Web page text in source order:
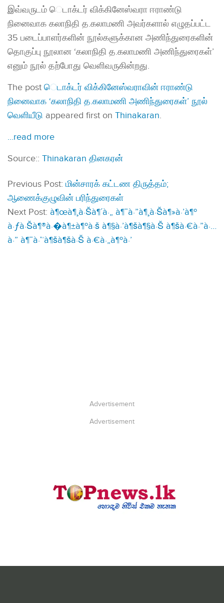
இவ்வருடம் ​ெடாக்டர் விக்கினேஸ்வரா ஈராண்டு
நினைவாக கலாநிதி த.கலாமணி அவர்களால் எழுதப்பட்ட
35 படைப்பாளர்களின் நூல்களுக்கான அணிந்துரைகளின்
தொகுப்பு நூலான ‘கலாநிதி த.கலாமணி அணிந்துரைகள்’
எனும் நூல் தற்போது வெளிவருகின்றது.
The post ெடாக்டர் விக்கினேஸ்வராவின் ஈராண்டு
நினைவாக ‘கலாநிதி த.கலாமணி அணிந்துரைகள்’ நூல்
வெளியீடு appeared first on Thinakaran.
…read more
Source:: Thinakaran தினகரன்
Previous Post: மின்சாரக் கட்டண திருத்தம்;
ஆணைக்குழுவின் பரிந்துரைகள்
Next Post: à¶œà¶¸à·Šà¶´à·„ à¶¯à·”à¶¸à·Šà¶»à·’à¶º
à·ƒà·Šà¶®à·�à¶±à¶ºà·š à¶§à·’à¶šà¶§à·Š à¶šà·€à·”à·…
à·” à¶¯à·™à¶šà¶šà·Š à·€à·„à¶ºà·’
Advertisement
Advertisement